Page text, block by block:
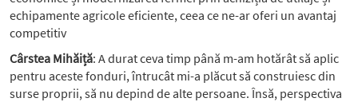
echipamente agricole eficiente, ceea ce ne-ar oferi un avantaj
competitiv
Cârstea Mihăiță: A durat ceva timp până m-am hotărât să aplic
pentru aceste fonduri, întrucât mi-a plăcut să construiesc din
surse proprii, să nu depind de alte persoane. Însă, perspectiva